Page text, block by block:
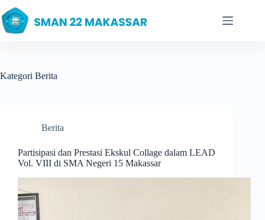
to
content
Kategori Berita
Berita
Partisipasi dan Prestasi Ekskul Collage dalam LEAD
Vol. VIII di SMA Negeri 15 Makassar